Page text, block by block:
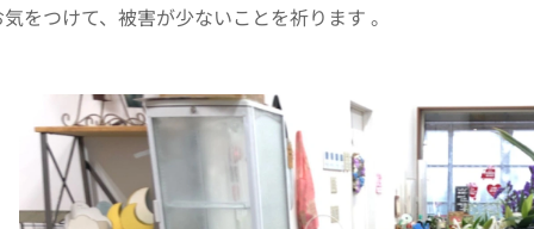
をつけて、被害が少ないことを祈ります 。